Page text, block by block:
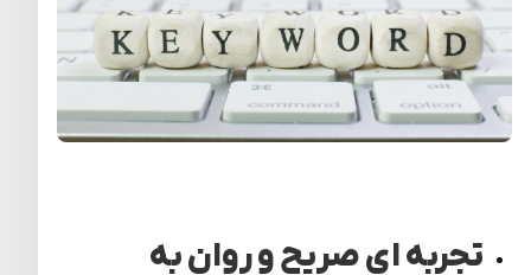
تجربه ای صریح و روان به